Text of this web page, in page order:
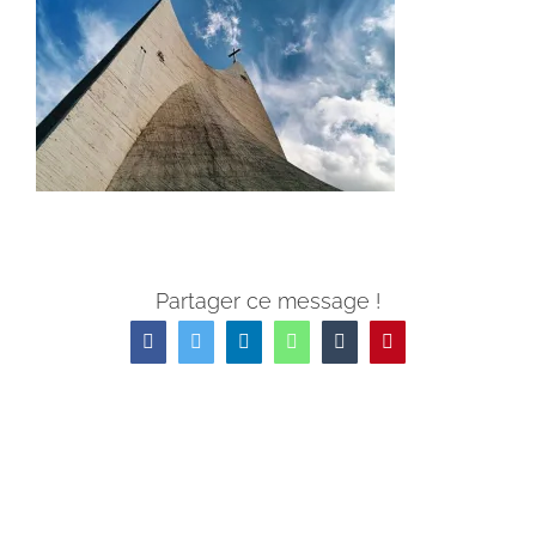
Partager ce message !
FacebookTwitter LinkedInWhatsAppTumblr